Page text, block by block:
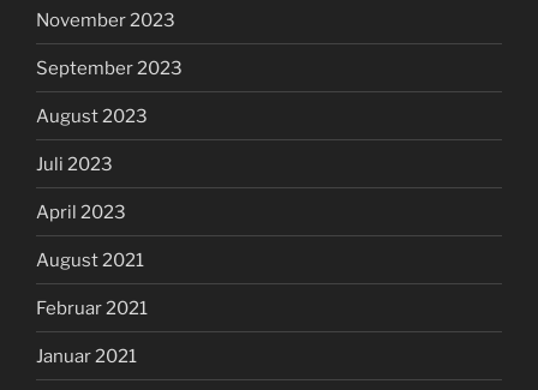
November 2023
September 2023
August 2023
Juli 2023
April 2023
August 2021
Februar 2021
Januar 2021